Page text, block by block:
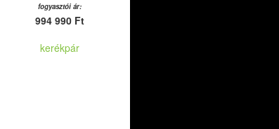
fogyasztói ár:
994 990 Ft